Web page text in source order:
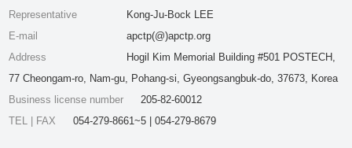
Representative
Kong-Ju-Bock LEE
E-mail
apctp(@)apctp.org
Address
Hogil Kim Memorial Building #501 POSTECH,
77 Cheongam-ro, Nam-gu, Pohang-si, Gyeongsangbuk-do, 37673, Korea
Business license number
205-82-60012
TEL | FAX
054-279-8661~5 | 054-279-8679